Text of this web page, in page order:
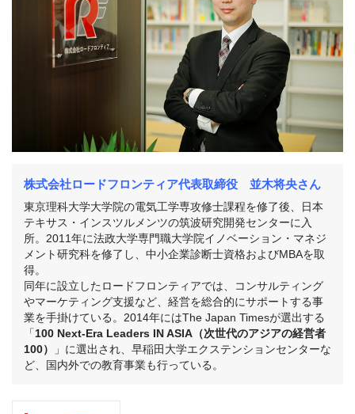
株式会社ロードフロンティア代表取締役 並木将央さん
東京理科大学大学院の電気工学専攻修士課程を修了後、日本
テキサス・インスツルメンツの筑波研究開発センターに入
所。2011年に法政大学専門職大学院イノベーション・マネジ
メント研究科を修了し、中小企業診断士資格およびMBAを取
得。
同年に設立したロードフロンティアでは、コンサルティング
やマーケティング支援など、経営を総合的にサポートする事
業を手掛けている。2014年にはThe Japan Timesが選出する
「100 Next-Era Leaders IN ASIA（次世代のアジアの経営者
100）
」に選出され、早稲田大学エクステンションセンターな
ど、国内外での教育事業も行っている。